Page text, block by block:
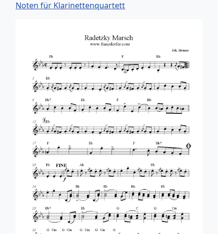
Noten für Klarinettenquartett